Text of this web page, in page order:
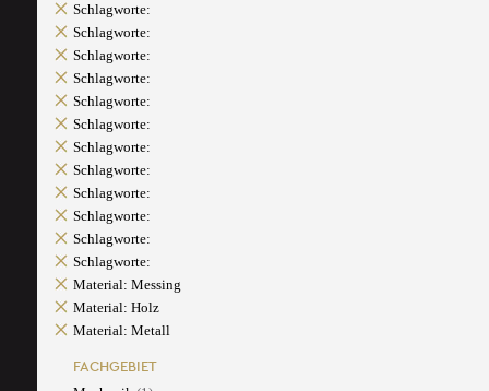
Schlagworte:
Schlagworte:
Schlagworte:
Schlagworte:
Schlagworte:
Schlagworte:
Schlagworte:
Schlagworte:
Schlagworte:
Schlagworte:
Schlagworte:
Schlagworte:
Material: Messing
Material: Holz
Material: Metall
FACHGEBIET